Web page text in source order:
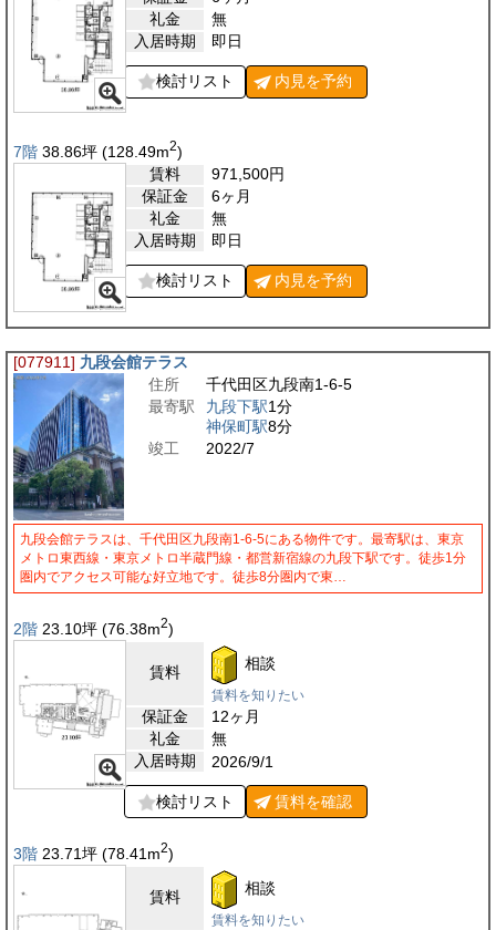
礼金
無
入居時期
即日
検討リスト 内見を予約
7階 38.86坪 (128.49m2)
賃料
971,500円
保証金
6ヶ月
礼金
無
入居時期
即日
検討リスト 内見を予約
[077911] 九段会館テラス
住所
千代田区九段南1-6-5
最寄駅
九段下駅1分
神保町駅8分
竣工
2022/7
九段会館テラスは、千代田区九段南1-6-5にある物件です。最寄駅は、東京
メトロ東西線・東京メトロ半蔵門線・都営新宿線の九段下駅です。徒歩1分
圏内でアクセス可能な好立地です。徒歩8分圏内で東…
2階 23.10坪 (76.38m2)
賃料 相談
賃料を知りたい
保証金
12ヶ月
礼金
無
入居時期
2026/9/1
検討リスト 賃料を確認
3階 23.71坪 (78.41 m2)
賃料 相談
賃料を知りたい